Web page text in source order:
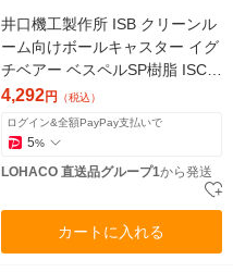
井口機工製作所 ISB クリーンル
ーム向けボールキャスター イグ
チベアー ベスペルSP樹脂 ISCS-
10V1S-J 1個 395-0204（直送
品）
4,292円 （税込）
ログイン&全額PayPay支払いで
5%
LOHACO 直送品グループ1から発送
カートに入れる